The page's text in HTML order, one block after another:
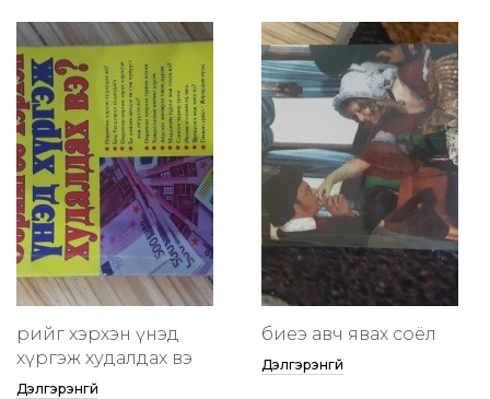
өөрийгөө хэрхэн үнэд
хүргэж худалдах вэ
Дэлгэрэнгүй
биеэ авч явах соёл
Дэлгэрэнгүй